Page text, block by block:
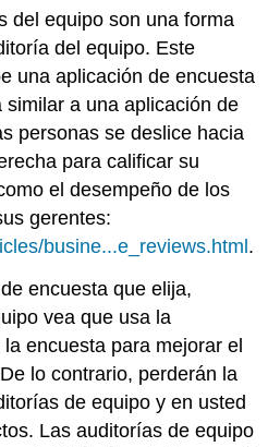
del equipo son una forma
del equipo. Este
una aplicación de encuesta
a una aplicación de
personas se deslice hacia
para calificar su
el desempeño de los
gerentes:
busine...e_reviews.html .
encuesta que elija,
vea que usa la
encuesta para mejorar el
lo contrario, perderán la
de equipo y en usted
Las auditorías de equipo